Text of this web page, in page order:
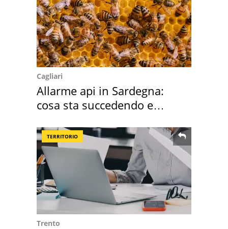
Cagliari
Allarme api in Sardegna:
cosa sta succedendo e
TERRITORIO
Trento